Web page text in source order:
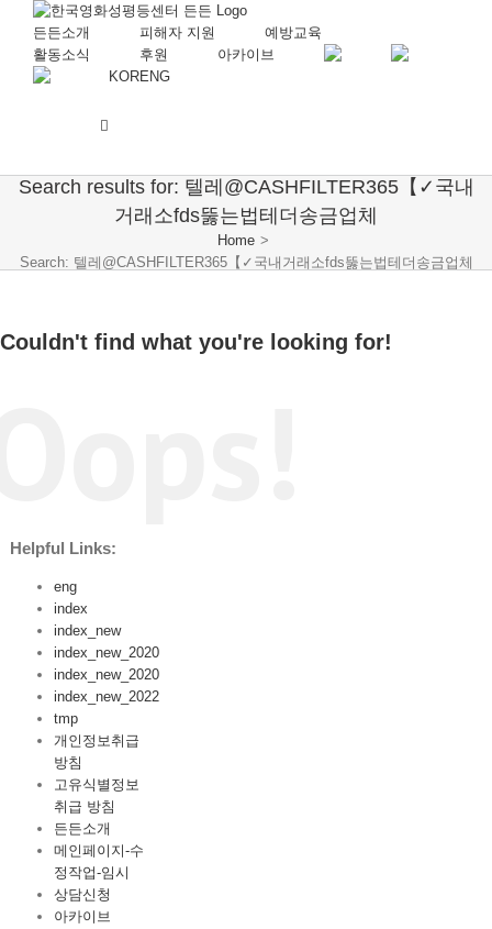
든든소개 피해자 지원
예방교육
활동소식
후원
아카이브
KORENG
Search results for: 텔레@CASHFILTER365【✓국내
거래소fds뚫는법테더송금업체
Home >
Search: 텔레@CASHFILTER365【✓국내거래소fds뚫는법테더송금업체
Couldn't find what you're looking for!
Helpful Links:
eng
index
index_new
index_new_2020
index_new_2020
index_new_2022
tmp
개인정보취급
방침
고유식별정보
취급 방침
든든소개
메인페이지-수
정작업-임시
상담신청
아카이브